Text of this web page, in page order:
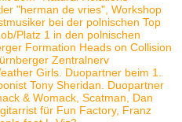
"herman de vries", Workshop
bei der polnischen Top
Platz 1 in den polnischen
Formation Heads on Collision
Zentralnerv
Girls. Duopartner beim 1.
Tony Sheridan. Duopartner
& Womack, Scatman, Dan
für Fun Factory, Franz